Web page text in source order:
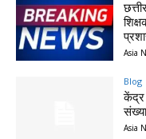
Asia
Blog
केंद्र
Asia